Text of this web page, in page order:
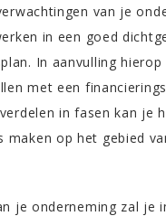
van je
in een goed
In aanvulling
met een
in fasen kan je
maken op het gebied
je onderneming zal je